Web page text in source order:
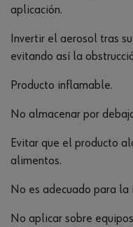
aplicación.
Invertir el aerosol tras
evitando así la
Producto inflamable.
No almacenar por
Evitar que el producto
alimentos.
No es adecuado para la
No aplicar sobre